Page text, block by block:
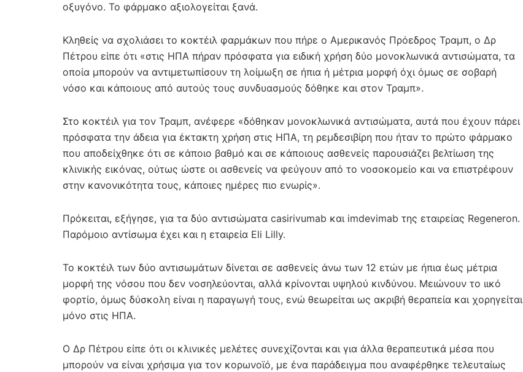
οξυγόνο. Το φάρμακο αξιολογείται ξανά.
Κληθείς να σχολιάσει το κοκτέιλ φαρμάκων που πήρε ο Αμερικανός Πρόεδρος Τραμπ, ο Δρ
Πέτρου είπε ότι «στις ΗΠΑ πήραν πρόσφατα για ειδική χρήση δύο μονοκλωνικά αντισώματα, τα
οποία μπορούν να αντιμετωπίσουν τη λοίμωξη σε ήπια ή μέτρια μορφή όχι όμως σε σοβαρή
νόσο και κάποιους από αυτούς τους συνδυασμούς δόθηκε και στον Τραμπ».
Στο κοκτέιλ για τον Τραμπ, ανέφερε «δόθηκαν μονοκλωνικά αντισώματα, αυτά που έχουν πάρει
πρόσφατα την άδεια για έκτακτη χρήση στις ΗΠΑ, τη ρεμδεσιβίρη που ήταν το πρώτο φάρμακο
που αποδείχθηκε ότι σε κάποιο βαθμό και σε κάποιους ασθενείς παρουσιάζει βελτίωση της
κλινικής εικόνας, ούτως ώστε οι ασθενείς να φεύγουν από το νοσοκομείο και να επιστρέφουν
στην κανονικότητα τους, κάποιες ημέρες πιο ενωρίς».
Πρόκειται, εξήγησε, για τα δύο αντισώματα casirivumab και imdevimab της εταιρείας Regeneron.
Παρόμοιο αντίσωμα έχει και η εταιρεία Eli Lilly.
Το κοκτέιλ των δύο αντισωμάτων δίνεται σε ασθενείς άνω των 12 ετών με ήπια έως μέτρια
μορφή της νόσου που δεν νοσηλεύονται, αλλά κρίνονται υψηλού κινδύνου. Μειώνουν το ιικό
φορτίο, όμως δύσκολη είναι η παραγωγή τους, ενώ θεωρείται ως ακριβή θεραπεία και χορηγείται
μόνο στις ΗΠΑ.
Ο Δρ Πέτρου είπε ότι οι κλινικές μελέτες συνεχίζονται και για άλλα θεραπευτικά μέσα που
μπορούν να είναι χρήσιμα για τον κορωνοϊό, με ένα παράδειγμα που αναφέρθηκε τελευταίως